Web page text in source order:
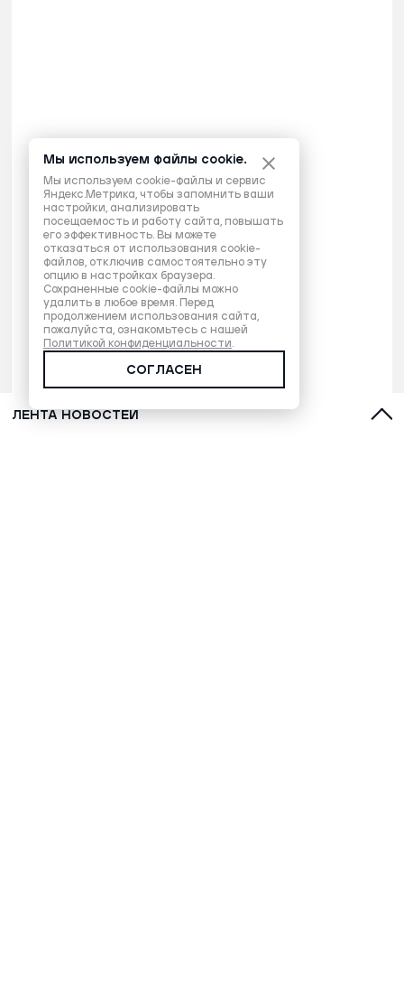
ЛЕНТА НОВОСТЕЙ
Мы используем файлы cookie.
Мы используем cookie-файлы и сервис
Яндекс.Метрика, чтобы запомнить ваши
настройки, анализировать
посещаемость и работу сайта, повышать
его эффективность. Вы можете
отказаться от использования cookie-
файлов, отключив самостоятельно эту
опцию в настройках браузера.
Сохраненные cookie-файлы можно
удалить в любое время. Перед
продолжением использования сайта,
пожалуйста, ознакомьтесь с нашей
Политикой конфиденциальности.
СОГЛАСЕН